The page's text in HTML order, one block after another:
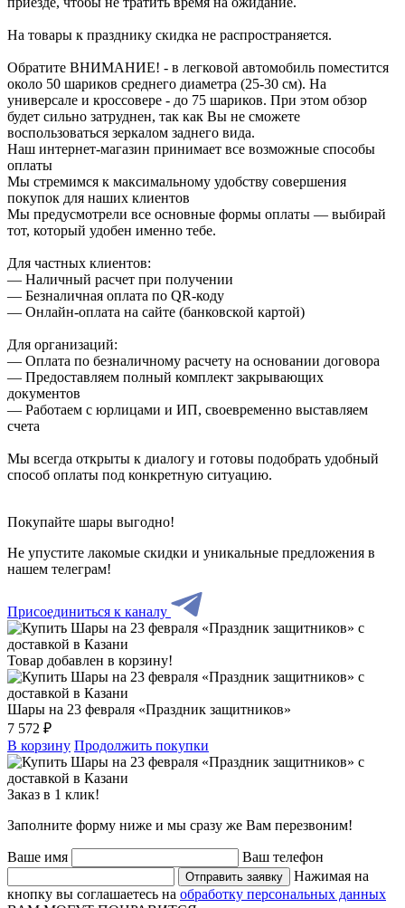
На товары к празднику скидка не распространяется.
Обратите ВНИМАНИЕ! - в легковой автомобиль поместится
около 50 шариков среднего диаметра (25-30 см). На
универсале и кроссовере - до 75 шариков. При этом обзор
будет сильно затруднен, так как Вы не сможете
воспользоваться зеркалом заднего вида.
Наш интернет-магазин принимает все возможные способы
оплаты
Мы стремимся к максимальному удобству совершения
покупок для наших клиентов
Мы предусмотрели все основные формы оплаты — выбирай
тот, который удобен именно тебе.
Для частных клиентов:
— Наличный расчет при получении
— Безналичная оплата по QR-коду
— Онлайн-оплата на сайте (банковской картой)
Для организаций:
— Оплата по безналичному расчету на основании договора
— Предоставляем полный комплект закрывающих
документов
— Работаем с юрлицами и ИП, своевременно выставляем
счета
Мы всегда открыты к диалогу и готовы подобрать удобный
способ оплаты под конкретную ситуацию.
Покупайте шары выгодно!
Не упустите лакомые скидки и уникальные предложения в
нашем телеграм!
Присоединиться к каналу
Товар добавлен в корзину!
Шары на 23 февраля «Праздник защитников»
7 572 ₽
В корзину Продолжить покупки
Заказ в 1 клик!
Заполните форму ниже и мы сразу же Вам перезвоним!
Ваше имя Ваш телефон
Отправить заявку
Нажимая на
кнопку вы соглашаетесь на обработку персональных данных